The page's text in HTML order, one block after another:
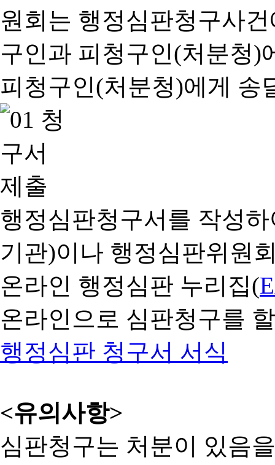
행정심판청구서를 작성
기관)이나 행정심판위원
온라인 행정심판 누리집(
온라인으로 심판청구를
행정심판 청구서 서식
<유의사항>
심판청구는 처분이 있음